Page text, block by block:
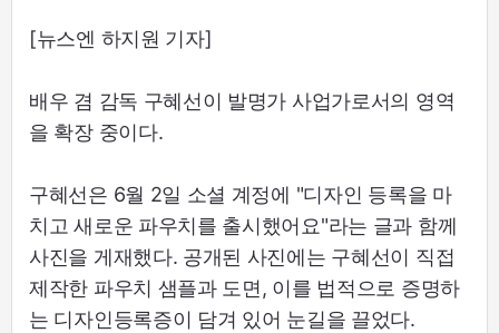
[뉴스엔 하지원 기자]
배우 겸 감독 구혜선이 발명가 사업가로서의 영역
을 확장 중이다.
구혜선은 6월 2일 소셜 계정에 "디자인 등록을 마
치고 새로운 파우치를 출시했어요"라는 글과 함께
사진을 게재했다. 공개된 사진에는 구혜선이 직접
제작한 파우치 샘플과 도면, 이를 법적으로 증명하
는 디자인등록증이 담겨 있어 눈길을 끌었다.